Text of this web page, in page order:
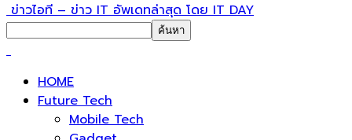
ข่าวไอที – ข่าว IT อัพเดทล่าสุด โดย IT DAY
HOME
Future Tech
Mobile Tech